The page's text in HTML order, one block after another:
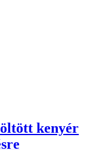
kenyér